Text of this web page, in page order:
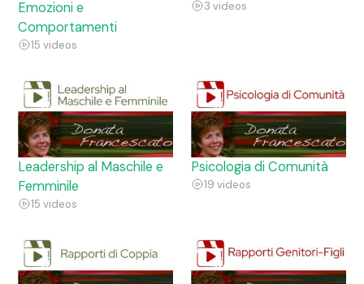
Emozioni e
Comportamenti
15 videos
3 videos
Leadership al Maschile e
Femminile
15 videos
Psicologia di Comunità
19 videos